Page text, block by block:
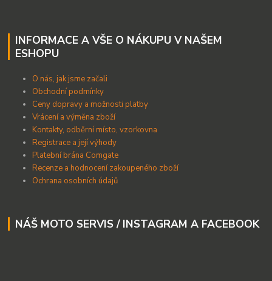
INFORMACE A VŠE O NÁKUPU V NAŠEM
ESHOPU
O nás, jak jsme začali
Obchodní podmínky
Ceny dopravy a možnosti platby
Vrácení a výměna zboží
Kontakty, odběrní místo, vzorkovna
Registrace a její výhody
Platební brána Comgate
Recenze a hodnocení zakoupeného zboží
Ochrana osobních údajů
NÁŠ MOTO SERVIS / INSTAGRAM A FACEBOOK